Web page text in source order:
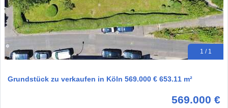
1 / 1
Grundstück zu verkaufen in Köln 569.000 € 653.11 m²
569.000 €